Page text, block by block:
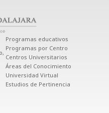
Programas educativos
Programas por Centro
Centros Universitarios
Áreas del Conocimiento
Universidad Virtual
Estudios de Pertinencia